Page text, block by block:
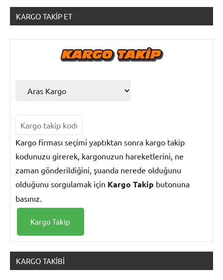
Kargo
Terimleri
KARGO TAKIP ET
Kargo firması seçimi yaptıktan sonra kargo takip
kodunuzu girerek, kargonuzun hareketlerini, ne
zaman gönderildiğini, şuanda nerede olduğunu
olduğunu sorgulamak için Kargo Takip butonuna
basınız.
KARGO TAKIBI